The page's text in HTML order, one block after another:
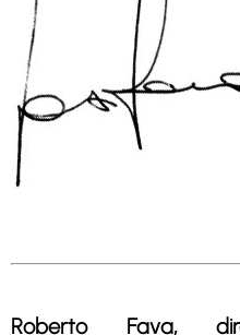
Roberto Fava,